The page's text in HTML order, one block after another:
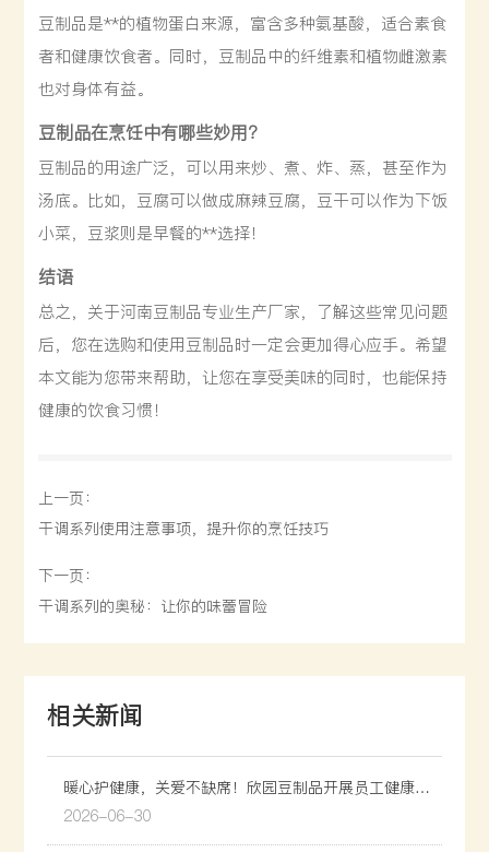
豆制品是**的植物蛋白来源，富含多种氨基酸，适合素食
者和健康饮食者。同时，豆制品中的纤维素和植物雌激素
也对身体有益。
豆制品在烹饪中有哪些妙用？
豆制品的用途广泛，可以用来炒、煮、炸、蒸，甚至作为
汤底。比如，豆腐可以做成麻辣豆腐，豆干可以作为下饭
小菜，豆浆则是早餐的**选择！
结语
总之，关于河南豆制品专业生产厂家，了解这些常见问题
后，您在选购和使用豆制品时一定会更加得心应手。希望
本文能为您带来帮助，让您在享受美味的同时，也能保持
健康的饮食习惯！
上一页：
干调系列使用注意事项，提升你的烹饪技巧
下一页：
干调系列的奥秘：让你的味蕾冒险
相关新闻
暖心护健康，关爱不缺席！欣园豆制品开展员工健康科
普讲座。
2026-06-30